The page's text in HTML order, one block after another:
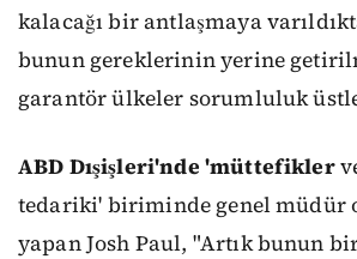
kalacağı bir antlaşmaya
bunun gereklerinin yerine
garantör ülkeler sorumluluk
ABD Dışişleri'nde 'müttefikler
tedariki' biriminde genel müdür
yapan Josh Paul, "Artık bunun